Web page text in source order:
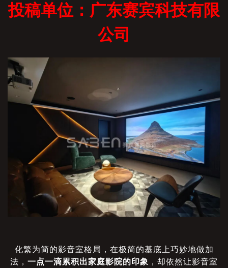
投稿单位：广东赛宾科技有限
公司
化繁为简的影音室格局，在极简的基底上巧妙地做加
法， 一点一滴累积出家庭影院的印象 ，却依然让影音室